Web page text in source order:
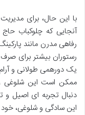
با این حال، برای
آنجایی که چلوکباب حاج
رفاهی مدرن مانند
رستوران بیشتر برای
یک دورهمی طولانی و
ممکن است این شلوغی را
دنبال تجربه ای اصیل و
این سادگی و شلوغی،